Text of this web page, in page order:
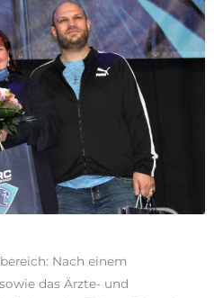
Nach einem
das Ärzte- und